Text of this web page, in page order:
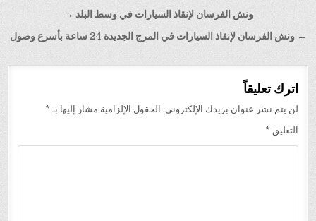
المقالات
ونش الفرسان لإنقاذ السيارات في وسط البلد →
← ونش الفرسان لإنقاذ السيارات في المرج الجديدة 24 ساعة بأسرع وصول
اترك تعليقاً
لن يتم نشر عنوان بريدك الإلكتروني. الحقول الإلزامية مشار إليها بـ *
التعليق *